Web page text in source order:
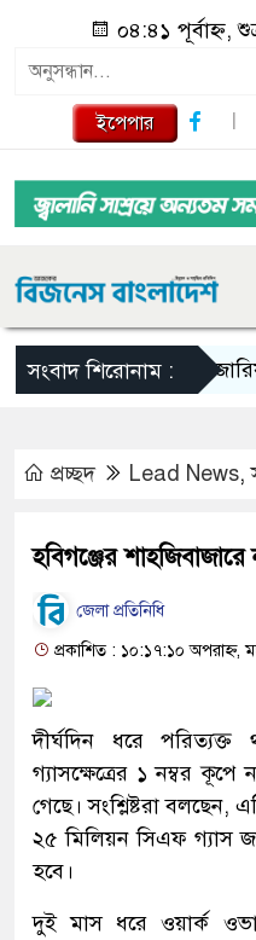
০৪:৪১ পূর্বাহ্ন,
ইপেপার
সংবাদ শিরোনাম :গজারিয়ায়
প্রচ্ছদ Lead News,
হবিগঞ্জের
জেলা প্রতিনিধি
প্রকাশিত : ১০:১৭:১০ অপরাহ্ন,
দীর্ঘদিন ধরে পরিত্যক্ত
গ্যাসক্ষেত্রের ১ নম্বর
গেছে। সংশ্লিষ্টরা
২৫ মিলিয়ন সিএফ গ্যাস
হবে।
দুই মাস ধরে ওয়ার্ক